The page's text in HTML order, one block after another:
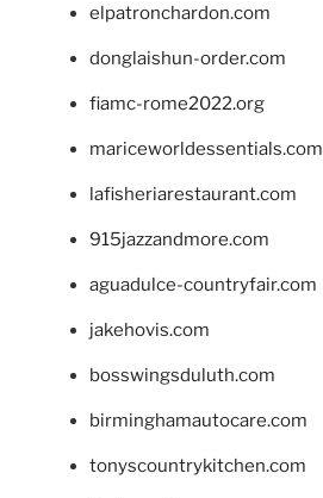
elpatronchardon.com
donglaishun-order.com
fiamc-rome2022.org
mariceworldessentials.com
lafisheriarestaurant.com
915jazzandmore.com
aguadulce-countryfair.com
jakehovis.com
bosswingsduluth.com
birminghamautocare.com
tonyscountrykitchen.com